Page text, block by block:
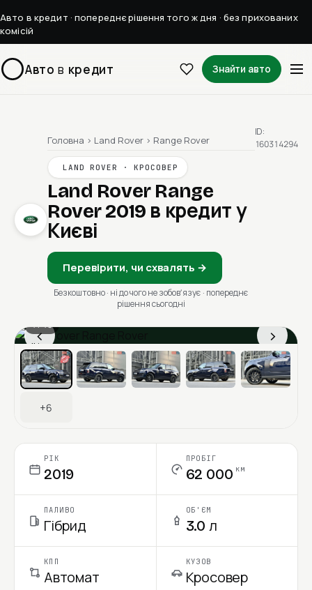
Авто в кредит · попереднє рішення того ж дня · без прихованих
комісій
Авто в кредит Знайти авто
Головна › Land Rover › Range Rover
LAND ROVER · КРОСОВЕР
Land Rover Range
Rover 2019 в кредит у
Києві
Перевірити, чи схвалять →
Безкоштовно · ні до чого не зобовʼязує · попереднє
рішення сьогодні
ID:
160314294
‹ ›
1 / 13
Ціна в місяць
+6
РІК
2019
ПРОБІГ
62 000 км
ПАЛИВО
Гібрид
ОБ'ЄМ
3.0 л
КПП
Автомат
КУЗОВ
Кросовер